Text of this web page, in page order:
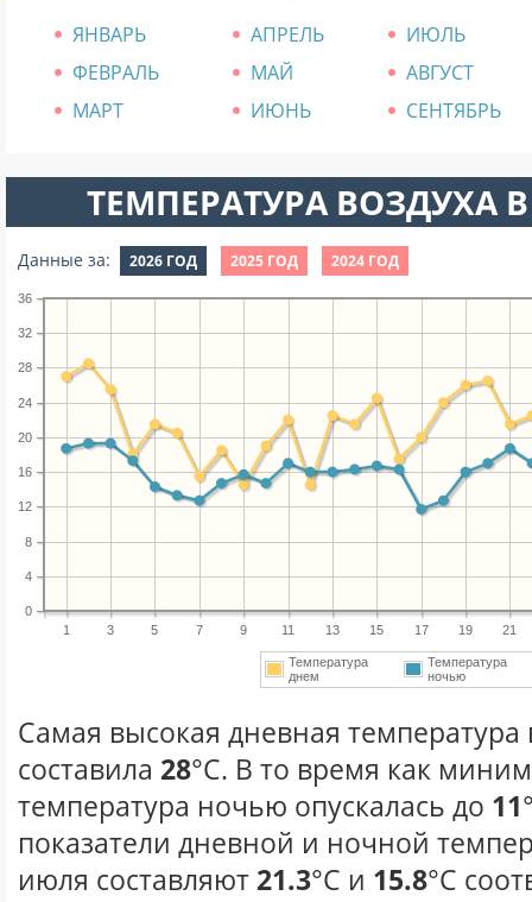
ЯНВАРЬ АПРЕЛЬ
ИЮЛЬ
ФЕВРАЛЬ
МАЙ
АВГУСТ
МАРТ
ИЮНЬ СЕНТЯБРЬ
ТЕМПЕРАТУРА ВОЗДУХА
Данные за: 2026 ГОД 2025 ГОД 2024 ГОД
1 3 5 7 9 11 13 15 17 19 21
0
4
8
12
16
20
24
28
32
36
Температура
днем
Температура
ночью
Самая высокая дневная температура
составила 28°С. В то время как
температура ночью опускалась до 11
показатели дневной и ночной
июля составляют 21.3°С и 15.8°С